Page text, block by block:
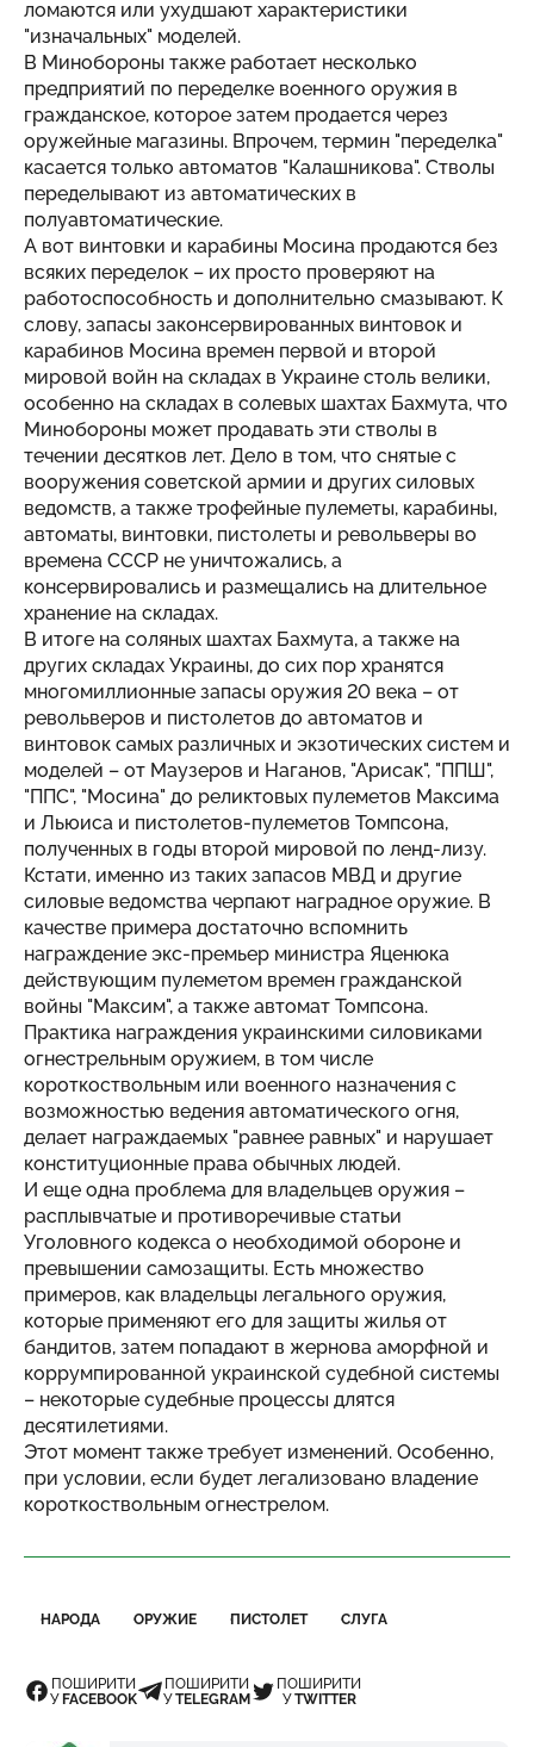
ломаются или ухудшают характеристики
"изначальных" моделей.
В Минобороны также работает несколько
предприятий по переделке военного оружия в
гражданское, которое затем продается через
оружейные магазины. Впрочем, термин "переделка"
касается только автоматов "Калашникова". Стволы
переделывают из автоматических в
полуавтоматические.
А вот винтовки и карабины Мосина продаются без
всяких переделок – их просто проверяют на
работоспособность и дополнительно смазывают. К
слову, запасы законсервированных винтовок и
карабинов Мосина времен первой и второй
мировой войн на складах в Украине столь велики,
особенно на складах в солевых шахтах Бахмута, что
Минобороны может продавать эти стволы в
течении десятков лет. Дело в том, что снятые с
вооружения советской армии и других силовых
ведомств, а также трофейные пулеметы, карабины,
автоматы, винтовки, пистолеты и револьверы во
времена СССР не уничтожались, а
консервировались и размещались на длительное
хранение на складах.
В итоге на соляных шахтах Бахмута, а также на
других складах Украины, до сих пор хранятся
многомиллионные запасы оружия 20 века – от
револьверов и пистолетов до автоматов и
винтовок самых различных и экзотических систем и
моделей – от Маузеров и Наганов, "Арисак", "ППШ",
"ППС", "Мосина" до реликтовых пулеметов Максима
и Льюиса и пистолетов-пулеметов Томпсона,
полученных в годы второй мировой по ленд-лизу.
Кстати, именно из таких запасов МВД и другие
силовые ведомства черпают наградное оружие. В
качестве примера достаточно вспомнить
награждение экс-премьер министра Яценюка
действующим пулеметом времен гражданской
войны "Максим", а также автомат Томпсона.
Практика награждения украинскими силовиками
огнестрельным оружием, в том числе
короткоствольным или военного назначения с
возможностью ведения автоматического огня,
делает награждаемых "равнее равных" и нарушает
конституционные права обычных людей.
И еще одна проблема для владельцев оружия –
расплывчатые и противоречивые статьи
Уголовного кодекса о необходимой обороне и
превышении самозащиты. Есть множество
примеров, как владельцы легального оружия,
которые применяют его для защиты жилья от
бандитов, затем попадают в жернова аморфной и
коррумпированной украинской судебной системы
– некоторые судебные процессы длятся
десятилетиями.
Этот момент также требует изменений. Особенно,
при условии, если будет легализовано владение
короткоствольным огнестрелом.
НАРОДА ОРУЖИЕ ПИСТОЛЕТ СЛУГА
ПОШИРИТИ
УFACEBOOK
ПОШИРИТИ
УTELEGRAM
ПОШИРИТИ
УTWITTER